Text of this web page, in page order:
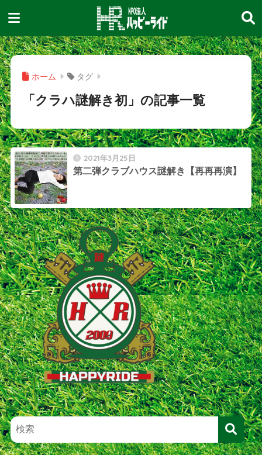
ホーム タグ
「クラハ謎解き初」の記事一覧
2021年3月25日
第二弾クラブハウス謎解き【再再再演】